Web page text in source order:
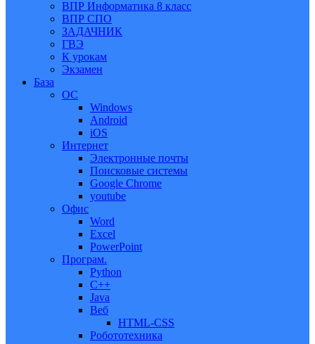
ВПР Информатика 8 класс
ВПР СПО
ЗАДАЧНИК
ГВЭ
К урокам
Экзамен
База
ОС
Windows
Android
iOS
Интернет
Электронные почты
Поисковые системы
Google Chrome
youtube
Офис
Word
Excel
PowerPoint
Програм.
Python
C++
Java
Веб
HTML-CSS
Робототехника